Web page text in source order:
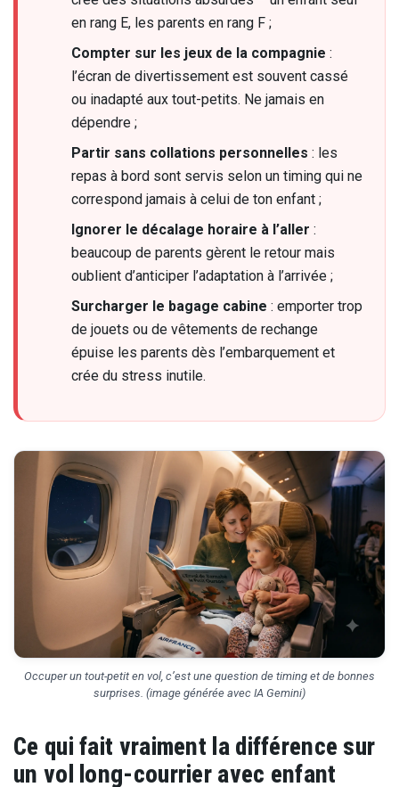
en rang E, les parents en rang F ;
Compter sur les jeux de la compagnie :
l’écran de divertissement est souvent cassé
ou inadapté aux tout-petits. Ne jamais en
dépendre ;
Partir sans collations personnelles : les
repas à bord sont servis selon un timing qui ne
correspond jamais à celui de ton enfant ;
Ignorer le décalage horaire à l’aller :
beaucoup de parents gèrent le retour mais
oublient d’anticiper l’adaptation à l’arrivée ;
Surcharger le bagage cabine : emporter trop
de jouets ou de vêtements de rechange
épuise les parents dès l’embarquement et
crée du stress inutile.
Occuper un tout-petit en vol, c’est une question de timing et de bonnes
surprises. (image générée avec IA Gemini)
Ce qui fait vraiment la différence sur
un vol long-courrier avec enfant